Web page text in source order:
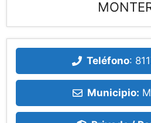
Teléfono:
Municipio: